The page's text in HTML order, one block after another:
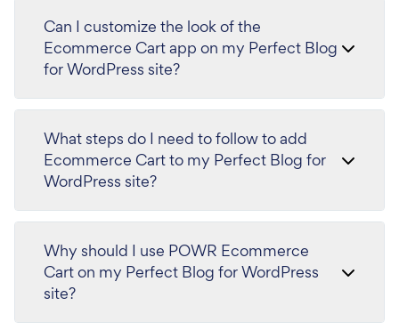
Can I customize the look of the
Ecommerce Cart app on my Perfect Blog
for WordPress site?
What steps do I need to follow to add
Ecommerce Cart to my Perfect Blog for
WordPress site?
Why should I use POWR Ecommerce
Cart on my Perfect Blog for WordPress
site?